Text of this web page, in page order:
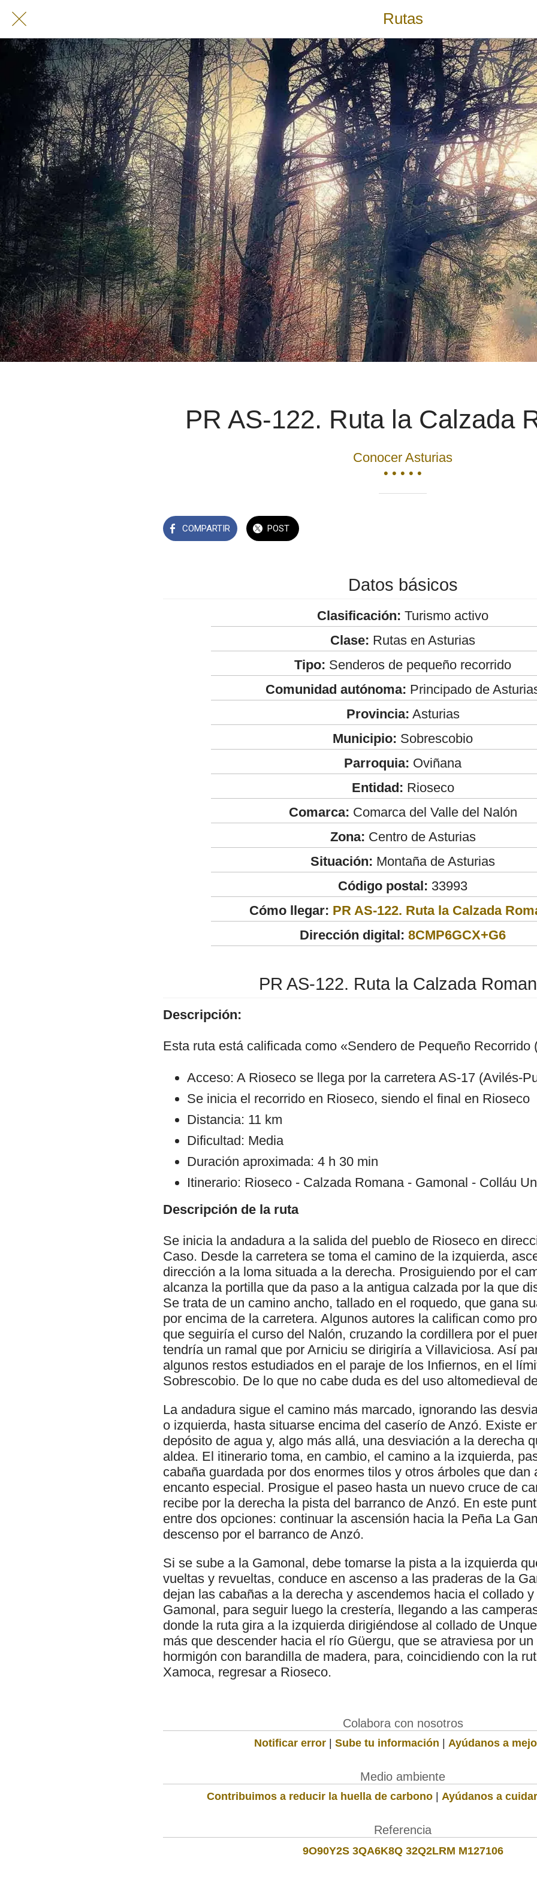
Rutas
PR AS-122. Ruta la Calzada
Conocer Asturias
• • • • •
COMPARTIR POST
Datos básicos
Clasificación: Turismo activo
Clase: Rutas en Asturias
Tipo: Senderos de pequeño recorrido
Comunidad autónoma: Principado de
Provincia: Asturias
Municipio: Sobrescobio
Parroquia: Oviñana
Entidad: Rioseco
Comarca: Comarca del Valle del Nalón
Zona: Centro de Asturias
Situación: Montaña de Asturias
Código postal: 33993
Cómo llegar: PR AS-122. Ruta la Calzada
Dirección digital: 8CMP6GCX+G6
PR AS-122. Ruta la Calzada
Descripción:
Esta ruta está calificada como «Sendero de Pequeño Recorrido
Acceso: A Rioseco se llega por la carretera AS-17 (Avilés-
Se inicia el recorrido en Rioseco, siendo el final en Rioseco
Distancia: 11 km
Dificultad: Media
Duración aproximada: 4 h 30 min
Itinerario: Rioseco - Calzada Romana - Gamonal - Colláu
Descripción de la ruta
Se inicia la andadura a la salida del pueblo de Rioseco en
Caso. Desde la carretera se toma el camino de la izquierda,
dirección a la loma situada a la derecha. Prosiguiendo por el
alcanza la portilla que da paso a la antigua calzada por la que
Se trata de un camino ancho, tallado en el roquedo, que gana
por encima de la carretera. Algunos autores la califican como
que seguiría el curso del Nalón, cruzando la cordillera por el
tendría un ramal que por Arniciu se dirigiría a Villaviciosa. Así
algunos restos estudiados en el paraje de los Infiernos, en el
Sobrescobio. De lo que no cabe duda es del uso altomedieval
La andadura sigue el camino más marcado, ignorando las
o izquierda, hasta situarse encima del caserío de Anzó. Existe
depósito de agua y, algo más allá, una desviación a la derecha
aldea. El itinerario toma, en cambio, el camino a la izquierda,
cabaña guardada por dos enormes tilos y otros árboles que dan
encanto especial. Prosigue el paseo hasta un nuevo cruce de
recibe por la derecha la pista del barranco de Anzó. En este
entre dos opciones: continuar la ascensión hacia la Peña La
descenso por el barranco de Anzó.
Si se sube a la Gamonal, debe tomarse la pista a la izquierda
vueltas y revueltas, conduce en ascenso a las praderas de la
dejan las cabañas a la derecha y ascendemos hacia el collado
Gamonal, para seguir luego la crestería, llegando a las
donde la ruta gira a la izquierda dirigiéndose al collado de
más que descender hacia el río Güergu, que se atraviesa por
hormigón con barandilla de madera, para, coincidiendo con la
Xamoca, regresar a Rioseco.
Colabora con nosotros
Notificar error | Sube tu información | Ayúdanos a
Medio ambiente
Contribuimos a reducir la huella de carbono | Ayúdanos a
Referencia
9O90Y2S 3QA6K8Q 32Q2LRM M127106